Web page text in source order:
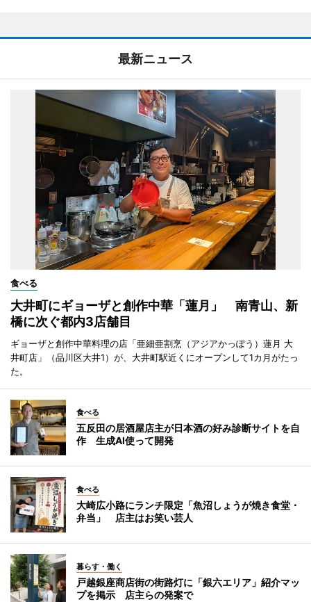
最新ニュース
食べる
大井町にギョーザと創作中華「蓮月」 南青山、新
橋に次ぐ都内3店舗目
ギョーザと創作中華料理の店「亜細亜割烹（アジアかっぽう）蓮月 大
井町店」（品川区大井1）が、大井町駅近くにオープンして1カ月がたっ
た。
食べる
五反田の居酒屋店主が日本酒の好み診断サイトを自
作 生成AI使って開発
食べる
大崎広小路にランチ限定「魚沼しょうが焼き食堂・
弁当」 店主はお笑い芸人
暮らす・働く
戸越銀座商店街の街路灯に「銀六エリア」紹介マッ
プを掲示 店主らの発案で